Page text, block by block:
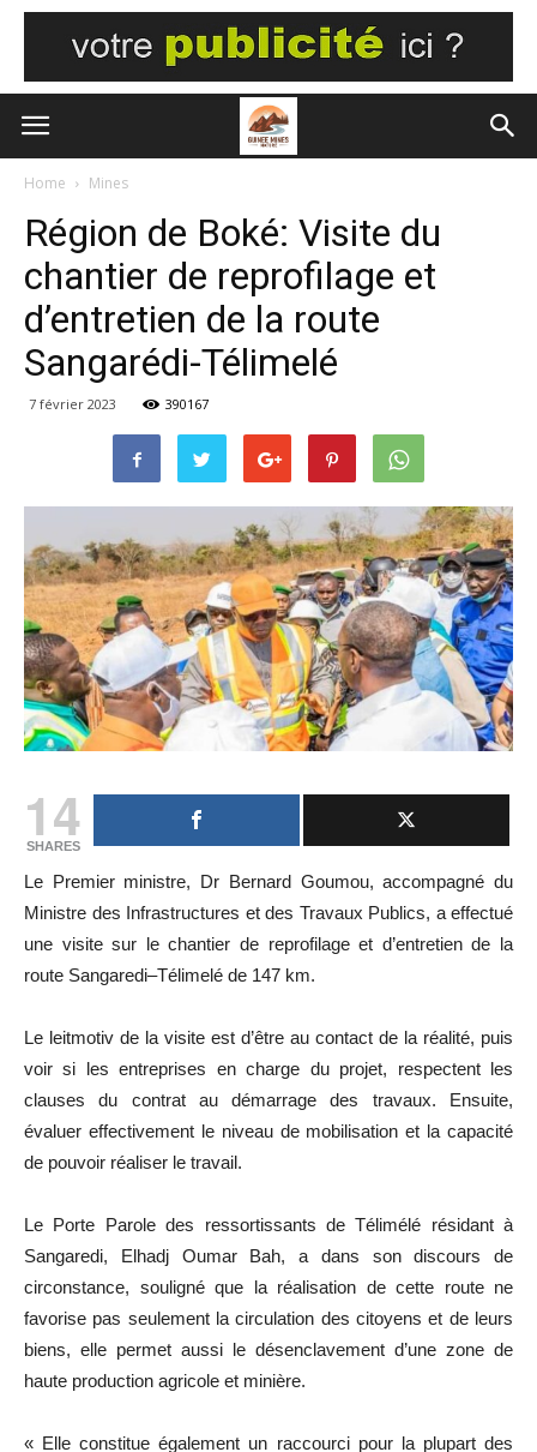
Home Mines
Région de Boké: Visite du
chantier de reprofilage et
d’entretien de la route
Sangarédi-Télimelé
7 février 2023 390167
14
SHARES
Le Premier ministre, Dr Bernard Goumou, accompagné du
Ministre des Infrastructures et des Travaux Publics, a effectué
une visite sur le chantier de reprofilage et d’entretien de la
route Sangaredi–Télimelé de 147 km.
Le leitmotiv de la visite est d’être au contact de la réalité, puis
voir si les entreprises en charge du projet, respectent les
clauses du contrat au démarrage des travaux. Ensuite,
évaluer effectivement le niveau de mobilisation et la capacité
de pouvoir réaliser le travail.
Le Porte Parole des ressortissants de Télimélé résidant à
Sangaredi, Elhadj Oumar Bah, a dans son discours de
circonstance, souligné que la réalisation de cette route ne
favorise pas seulement la circulation des citoyens et de leurs
biens, elle permet aussi le désenclavement d’une zone de
haute production agricole et minière.
« Elle constitue également un raccourci pour la plupart des